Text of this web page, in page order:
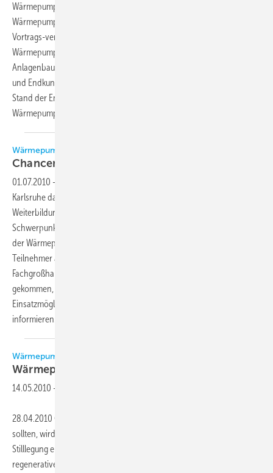
Wärmepumpensymposium des Test- und Weiterbildungszentrums
Wärmepumpen und Kältetechnik (TWK) statt. Der Schwerpunkt der
Vortrags-veranstaltung lag diesmal auf dem Einsatz der
Wärmepumpentechnik im Altbau. Gut 100 Teilnehmeraus Industrie,
Anlagenbau, Kälte-Klima-Handwerk, Fachgroßhandel, Institutionen
und Endkunden waren nach Karlsruhe gekommen, um sich über den
Stand der Entwicklungen und die Einsatz­möglichkeiten der
Wärmepumpentechnologie im Bestand zu informieren.
Wärmepumpen-Symposium in Karlsruhe
Chancen und Einsatzmöglichkeiten im
01.07.2010 -
Karlsruhe das diesjährige Wärmepumpensymposium des Test- und
Weiterbildungszentrums Wärmepumpen und Kältetechnik (TWK) statt.
Schwerpunkt der Vortragsveranstaltung lag diesmal auf dem Einsatz
der Wärmepumpentechnik im Altbau. Gut 100 interessierte
Teilnehmer aus Industrie, Anlagenbau, Kälte-Klima-Handwerk,
Fachgroßhandel, Institutionen und Endkunden waren nach Karlsruhe
gekommen, um sich über den Stand der Entwicklungen und die
Einsatzmöglichkeiten der Wärmepumpentechnologie im Bestand zu
informieren.
Wärmepumpen-Symposium des TWK in Karlsruhe
Wärmepumpen im
14.05.2010 -
28.04.2010 Ob Wärmepumpen auch im Altbau eingesetzt werden
sollten, wird kontrovers diskutiert. In Baden-Württemberg muss nach
Stilllegung eines alten Heizungskessels seit 2010 mindestens 10 %
regenerative Energie vorgesehen werden. Welche Möglichkeiten